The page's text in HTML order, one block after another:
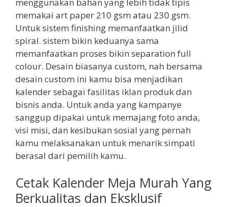
memakai art paper 210 gsm atau 230 gsm.
Untuk sistem finishing memanfaatkan jilid
spiral. sistem bikin keduanya sama
memanfaatkan proses bikin separation full
colour. Desain biasanya custom, nah bersama
desain custom ini kamu bisa menjadikan
kalender sebagai fasilitas iklan produk dan
bisnis anda. Untuk anda yang kampanye
sanggup dipakai untuk memajang foto anda,
visi misi, dan kesibukan sosial yang pernah
kamu melaksanakan untuk menarik simpati
berasal dari pemilih kamu.
Cetak Kalender Meja Murah Yang
Berkualitas dan Eksklusif